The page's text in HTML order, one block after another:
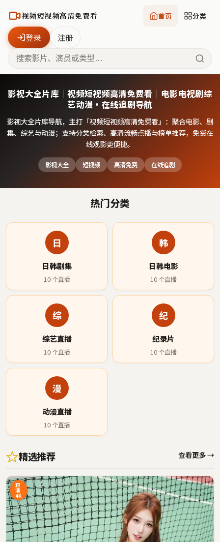
视频短视频高清免费看 首页 分类
登录 注册
影视大全片库｜视频短视频高清免费看｜电影电视剧综
艺动漫·在线追剧导航
影视大全片库导航，主打「视频短视频高清免费看」：聚合电影、剧
集、综艺与动漫；支持分类检索、高清流畅点播与榜单推荐，免费在
线观影更便捷。
影视大全 短视频 高清免费 在线追剧
热门分类
日
日韩剧集
10 个直播
韩
日韩电影
10 个直播
综
综艺直播
10 个直播
纪
纪录片
10 个直播
漫
动漫直播
10 个直播
精选推荐 查看更多 →
超
清
4K